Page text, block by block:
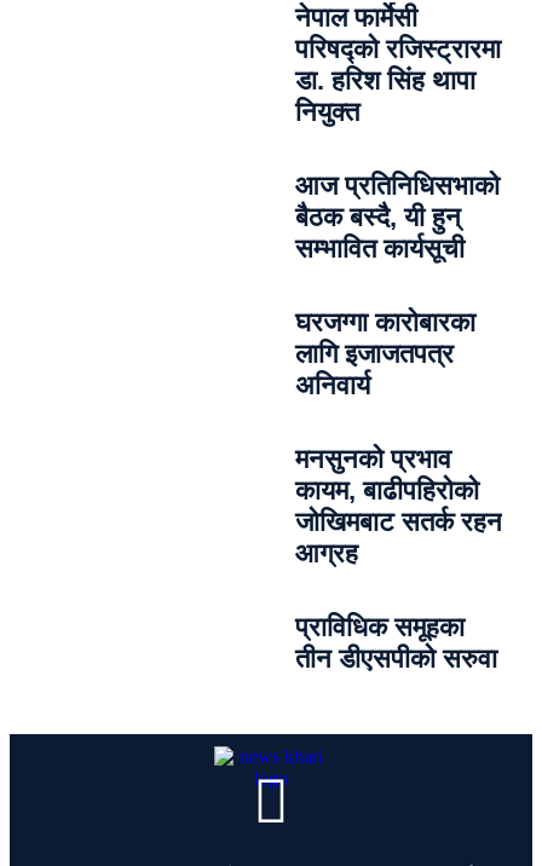
नेपाल फार्मेसी
परिषद्को रजिस्ट्रारमा
डा. हरिश सिंह थापा
नियुक्त
आज प्रतिनिधिसभाको
बैठक बस्दै, यी हुन्
सम्भावित कार्यसूची
घरजग्गा कारोबारका
लागि इजाजतपत्र
अनिवार्य
मनसुनको प्रभाव
कायम, बाढीपहिरोको
जोखिमबाट सतर्क रहन
आग्रह
प्राविधिक समूहका
तीन डीएसपीको सरुवा